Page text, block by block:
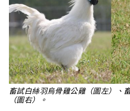
畜試白絲羽烏骨雞公雞（圖左）、
（圖右）。